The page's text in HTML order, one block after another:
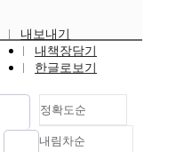
내보내기
내책장담기
한글로보기
정확도순
정확도
내림차순